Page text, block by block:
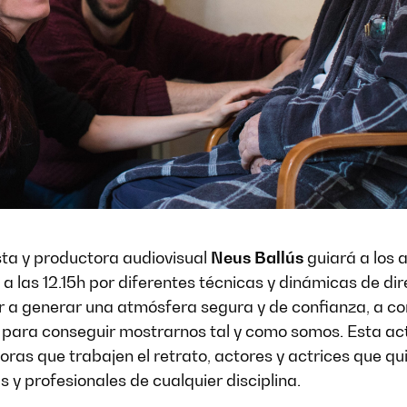
y productora audiovisual Neus Ballús guiará a los
a las 12.15h por diferentes técnicas y dinámicas de
generar una atmósfera segura y de confianza, a
conseguir mostrarnos tal y como somos. Esta
que trabajen el retrato, actores y actrices que
y profesionales de cualquier disciplina.